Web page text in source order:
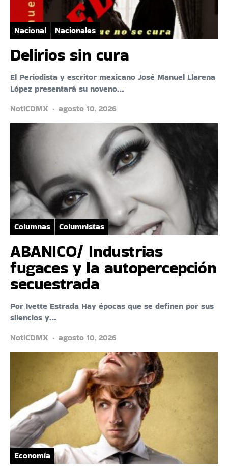
Nacional Nacionales
Delirios sin cura
El Periodista y escritor mexicano José Manuel Llarena
López presentará su noveno…
NotiCDMX
agosto 10, 2026
Columnas Columnistas
ABANICO/ Industrias
fugaces y la autopercepción
secuestrada
Por Ivette Estrada Hay épocas que se definen por sus
silencios y…
NotiCDMX
agosto 10, 2026
Economía